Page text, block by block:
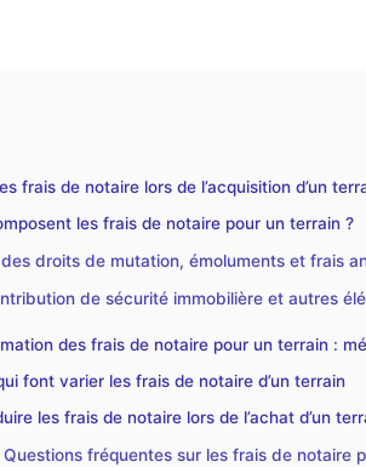
frais de notaire lors de l’acquisition d’un
les frais de notaire pour un terrain ?
droits de mutation, émoluments et frais
de sécurité immobilière et autres
des frais de notaire pour un terrain :
font varier les frais de notaire d’un terrain
les frais de notaire lors de l’achat d’un
Questions fréquentes sur les frais de notaire